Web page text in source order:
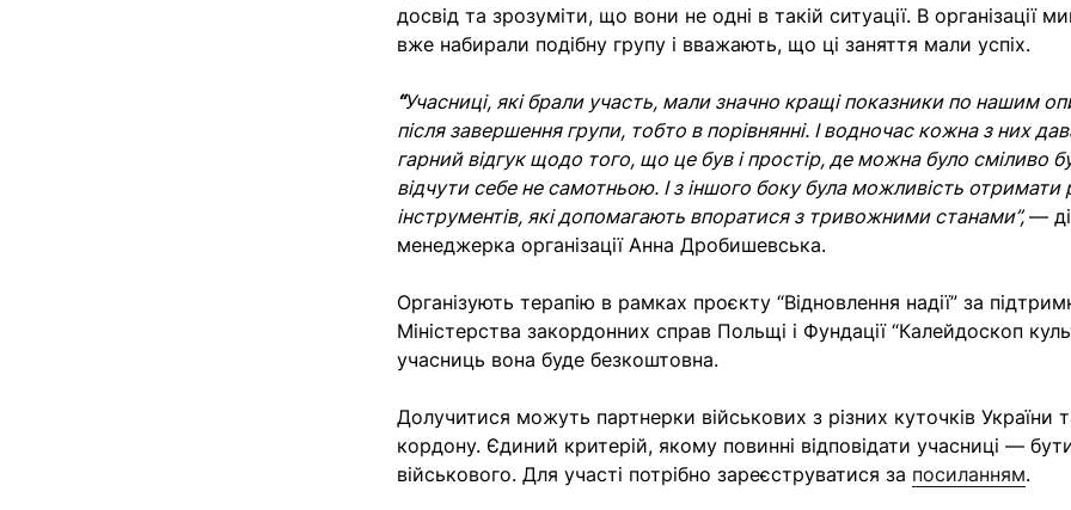
досвід та зрозуміти, що вони не одні в такій ситуації. В організації
вже набирали подібну групу і вважають, що ці заняття мали успіх.
“Учасниці, які брали участь, мали значно кращі показники по нашим
після завершення групи, тобто в порівнянні. І водночас кожна з них
гарний відгук щодо того, що це був і простір, де можна було сміливо
відчути себе не самотньою. І з іншого боку була можливість отримати
інструментів, які допомагають впоратися з тривожними станами”, —
менеджерка організації Анна Дробишевська.
Організують терапію в рамках проєкту “Відновлення надії” за
Міністерства закордонних справ Польщі і Фундації “Калейдоскоп
учасниць вона буде безкоштовна.
Долучитися можуть партнерки військових з різних куточків України
кордону. Єдиний критерій, якому повинні відповідати учасниці —
військового. Для участі потрібно зареєструватися за посиланням.